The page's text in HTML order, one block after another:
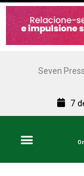
Seven Press
7